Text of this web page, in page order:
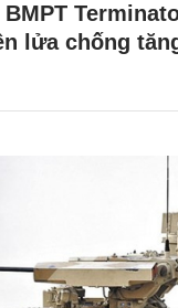
lửa chống